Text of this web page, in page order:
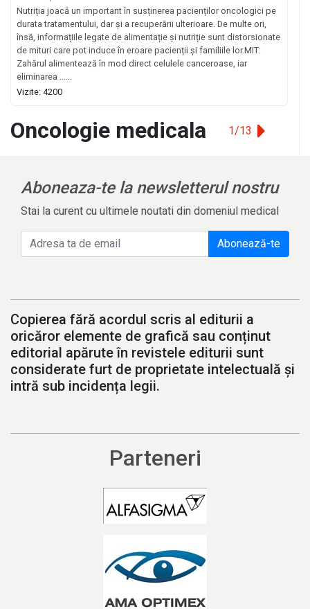
Nutriția joacă un important în susținerea pacienților oncologici pe
durata tratamentului, dar și a recuperării ulterioare. De multe ori,
însă, informațiile legate de alimentație și nutriție sunt distorsionate
de mituri care pot induce în eroare pacienții și familiile lor.MIT:
Zahărul alimentează în mod direct celulele canceroase, iar
eliminarea ......
Vizite: 4200
Oncologie medicala 1/13
Aboneaza-te la newsletterul nostru
Stai la curent cu ultimele noutati din domeniul medical
Abonează-te
Copierea fără acordul scris al editurii a
oricăror elemente de grafică sau conținut
editorial apărute în revistele editurii sunt
considerate furt de proprietate intelectuală și
intră sub incidența legii.
Parteneri